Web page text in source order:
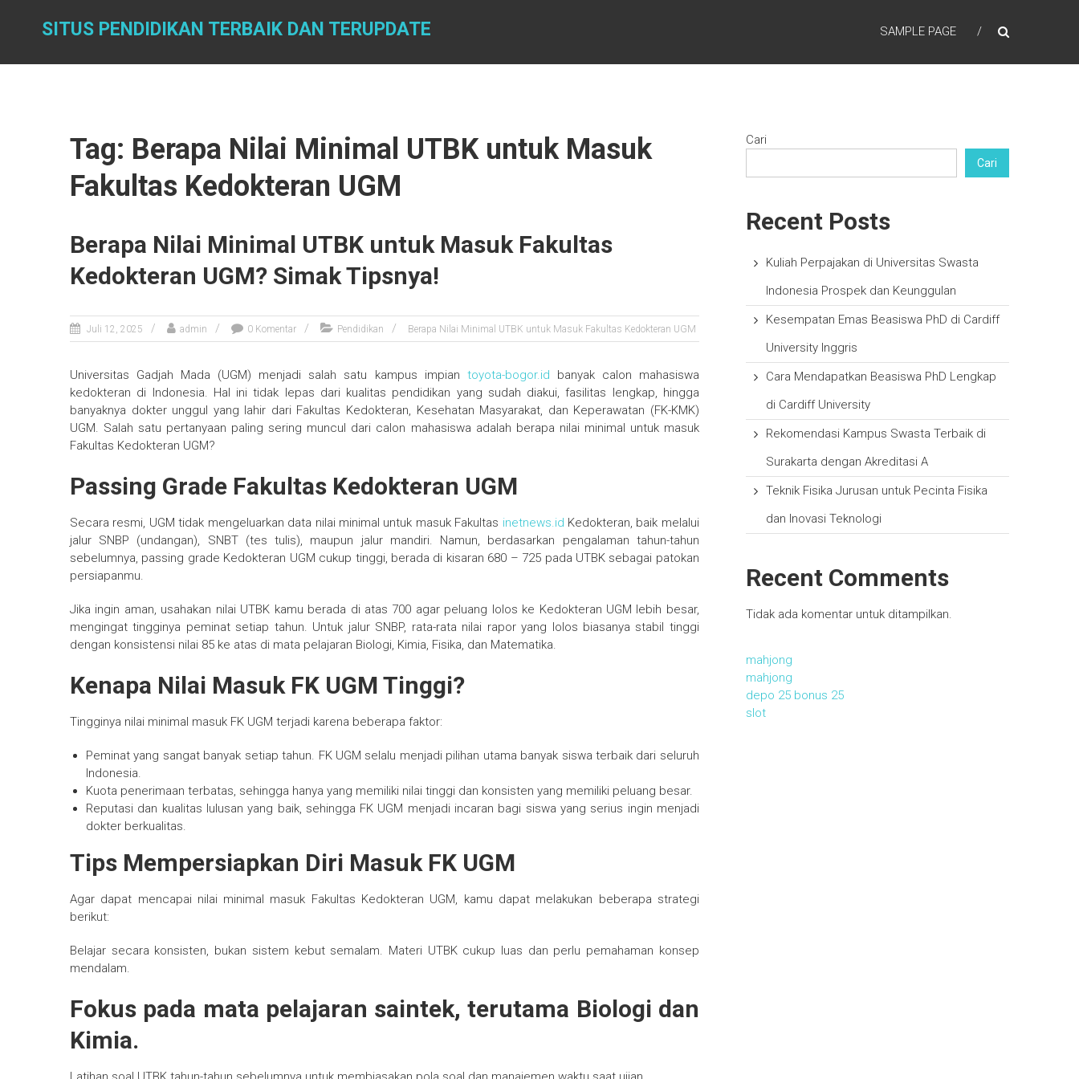
SITUS PENDIDIKAN TERBAIK DAN TERUPDATE SAMPLE PAGE
Tag: Berapa Nilai Minimal UTBK untuk Masuk
Fakultas Kedokteran UGM
Berapa Nilai Minimal UTBK untuk Masuk Fakultas
Kedokteran UGM? Simak Tipsnya!
Juli 12, 2025 admin 0 Komentar Pendidikan Berapa Nilai Minimal UTBK untuk Masuk Fakultas Kedokteran UGM
Universitas Gadjah Mada (UGM) menjadi salah satu kampus impian toyota-bogor.id banyak calon mahasiswa
kedokteran di Indonesia. Hal ini tidak lepas dari kualitas pendidikan yang sudah diakui, fasilitas lengkap, hingga
banyaknya dokter unggul yang lahir dari Fakultas Kedokteran, Kesehatan Masyarakat, dan Keperawatan (FK-KMK)
UGM. Salah satu pertanyaan paling sering muncul dari calon mahasiswa adalah berapa nilai minimal untuk masuk
Fakultas Kedokteran UGM?
Passing Grade Fakultas Kedokteran UGM
Secara resmi, UGM tidak mengeluarkan data nilai minimal untuk masuk Fakultas inetnews.id Kedokteran, baik melalui
jalur SNBP (undangan), SNBT (tes tulis), maupun jalur mandiri. Namun, berdasarkan pengalaman tahun-tahun
sebelumnya, passing grade Kedokteran UGM cukup tinggi, berada di kisaran 680 – 725 pada UTBK sebagai patokan
persiapanmu.
Jika ingin aman, usahakan nilai UTBK kamu berada di atas 700 agar peluang lolos ke Kedokteran UGM lebih besar,
mengingat tingginya peminat setiap tahun. Untuk jalur SNBP, rata-rata nilai rapor yang lolos biasanya stabil tinggi
dengan konsistensi nilai 85 ke atas di mata pelajaran Biologi, Kimia, Fisika, dan Matematika.
Kenapa Nilai Masuk FK UGM Tinggi?
Tingginya nilai minimal masuk FK UGM terjadi karena beberapa faktor:
Peminat yang sangat banyak setiap tahun. FK UGM selalu menjadi pilihan utama banyak siswa terbaik dari seluruh
Indonesia.
Kuota penerimaan terbatas, sehingga hanya yang memiliki nilai tinggi dan konsisten yang memiliki peluang besar.
Reputasi dan kualitas lulusan yang baik, sehingga FK UGM menjadi incaran bagi siswa yang serius ingin menjadi
dokter berkualitas.
Tips Mempersiapkan Diri Masuk FK UGM
Agar dapat mencapai nilai minimal masuk Fakultas Kedokteran UGM, kamu dapat melakukan beberapa strategi
berikut:
Belajar secara konsisten, bukan sistem kebut semalam. Materi UTBK cukup luas dan perlu pemahaman konsep
mendalam.
Fokus pada mata pelajaran saintek, terutama Biologi dan
Kimia.
Cari
Cari
Recent Posts
Kuliah Perpajakan di Universitas Swasta
Indonesia Prospek dan Keunggulan
Kesempatan Emas Beasiswa PhD di Cardiff
University Inggris
Cara Mendapatkan Beasiswa PhD Lengkap
di Cardiff University
Rekomendasi Kampus Swasta Terbaik di
Surakarta dengan Akreditasi A
Teknik Fisika Jurusan untuk Pecinta Fisika
dan Inovasi Teknologi
Recent Comments
Tidak ada komentar untuk ditampilkan.
mahjong
mahjong
depo 25 bonus 25
slot